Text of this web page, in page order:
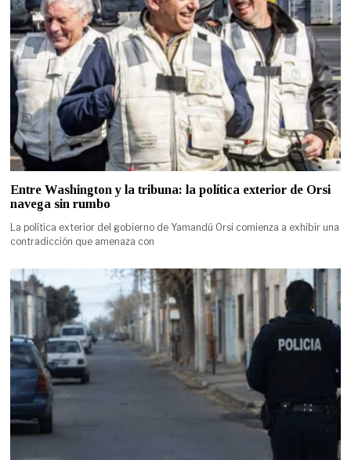
Entre Washington y la tribuna: la política exterior de Orsi
navega sin rumbo
La política exterior del gobierno de Yamandú Orsi comienza a exhibir una
contradicción que amenaza con